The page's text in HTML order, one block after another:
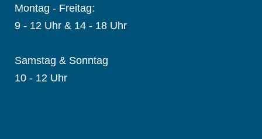
Montag - Freitag:
9 - 12 Uhr & 14 - 18 Uhr
Samstag & Sonntag
10 - 12 Uhr